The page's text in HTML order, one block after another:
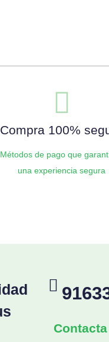
Compra 100%
Métodos de pago que
una experiencia segura